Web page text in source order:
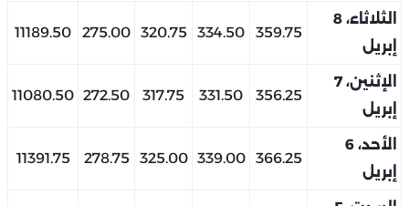
الثلاثاء، 8
إبريل
359.75
334.50
320.75
275.00
11189.50
الإثنين، 7
إبريل
356.25
331.50
317.75
272.50
11080.50
الأحد، 6
إبريل
366.25
339.00
325.00
278.75
11391.75